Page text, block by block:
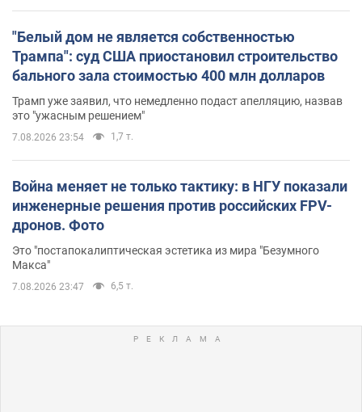
"Белый дом не является собственностью
Трампа": суд США приостановил строительство
бального зала стоимостью 400 млн долларов
Трамп уже заявил, что немедленно подаст апелляцию, назвав
это "ужасным решением"
7.08.2026 23:54 1,7 т.
Война меняет не только тактику: в НГУ показали
инженерные решения против российских FPV-
дронов. Фото
Это "постапокалиптическая эстетика из мира "Безумного
Макса"
7.08.2026 23:47 6,5 т.